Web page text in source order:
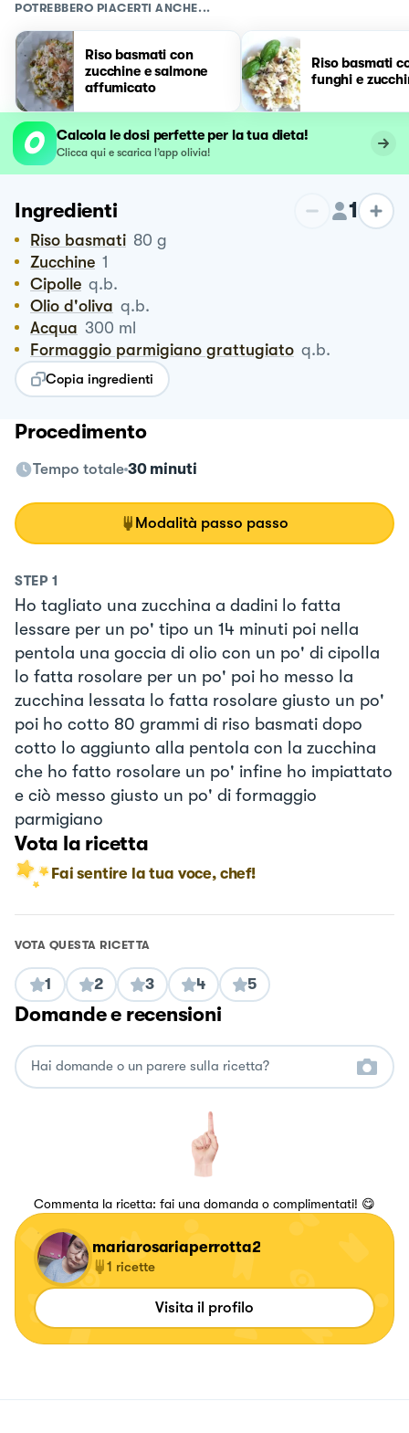
POTREBBERO PIACERTI ANCHE...
Riso basmati con
zucchine e salmone
affumicato
Riso basmati
funghi e
Calcola le dosi perfette per la tua dieta!
Clicca qui e scarica l’app olivia!
Ingredienti 1
Riso basmati 80 g
Zucchine 1
Cipolle q.b.
Olio d'oliva q.b.
Acqua 300 ml
Formaggio parmigiano grattugiato q.b.
Copia ingredienti
Procedimento
Tempo totale 30 minuti
Modalità passo passo
STEP 1
Ho tagliato una zucchina a dadini lo fatta
lessare per un po' tipo un 14 minuti poi nella
pentola una goccia di olio con un po' di cipolla
lo fatta rosolare per un po' poi ho messo la
zucchina lessata lo fatta rosolare giusto un po'
poi ho cotto 80 grammi di riso basmati dopo
cotto lo aggiunto alla pentola con la zucchina
che ho fatto rosolare un po' infine ho impiattato
e ciò messo giusto un po' di formaggio
parmigiano
Vota la ricetta
Fai sentire la tua voce, chef!
VOTA QUESTA RICETTA
1 2 3 4 5
Domande e recensioni
Commenta la ricetta: fai una domanda o complimentati! 😋
mariarosariaperrotta2
1 ricette
Visita il profilo